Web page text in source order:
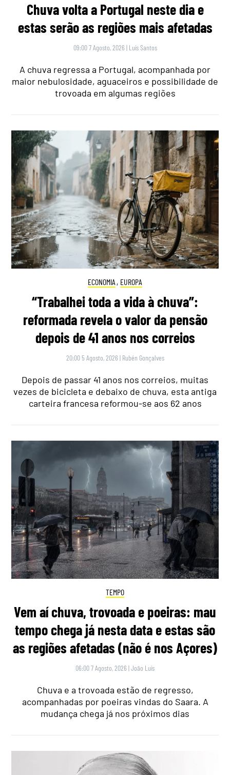
Chuva volta a Portugal neste dia e
estas serão as regiões mais afetadas
09:00 7 Agosto, 2026 | Luís Santos
A chuva regressa a Portugal, acompanhada por
maior nebulosidade, aguaceiros e possibilidade de
trovoada em algumas regiões
ECONOMIA , EUROPA
“Trabalhei toda a vida à chuva”:
reformada revela o valor da pensão
depois de 41 anos nos correios
20:00 5 Agosto, 2026 | Rubén Gonçalves
Depois de passar 41 anos nos correios, muitas
vezes de bicicleta e debaixo de chuva, esta antiga
carteira francesa reformou-se aos 62 anos
TEMPO
Vem aí chuva, trovoada e poeiras: mau
tempo chega já nesta data e estas são
as regiões afetadas (não é nos Açores)
06:00 7 Agosto, 2026 |João Luís
Chuva e a trovoada estão de regresso,
acompanhadas por poeiras vindas do Saara. A
mudança chega já nos próximos dias